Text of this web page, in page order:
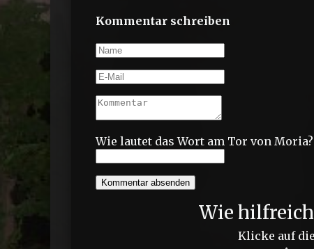
Kommentar schreiben
Wie lautet das Wort am Tor von Moria?
Kommentar absenden
Wie
Klicke auf